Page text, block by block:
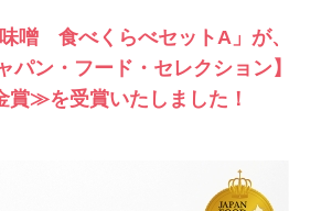
噌 食べくらべセットA」が、
パン・フード・セレクション】
≫を受賞いたしました！